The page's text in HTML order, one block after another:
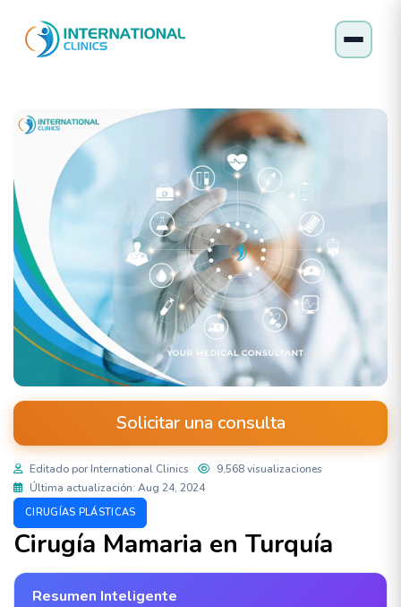
Solicitar una consulta
Editado por International Clinics
9,568 visualizaciones
Última actualización: Aug 24, 2024
CIRUGÍAS PLÁSTICAS
Cirugía Mamaria en Turquía
Resumen Inteligente